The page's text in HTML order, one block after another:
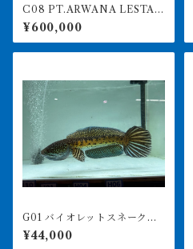
C08 PT.ARWANA LESTAR
I 最高峰紅龍 アブソリュート
レッド 17㎝前後 260-005
138 アグスファーム
¥600,000
G01 バイオレットスネークヘ
ッド 32㎝前後 ハイフィ
ン ビッグテール
¥44,000